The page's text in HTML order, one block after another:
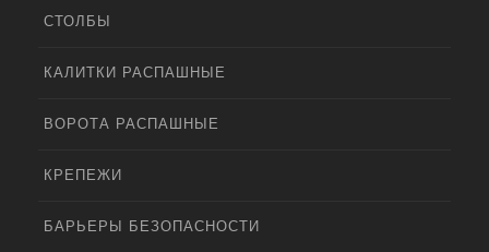
СТОЛБЫ
КАЛИТКИ РАСПАШНЫЕ
ВОРОТА РАСПАШНЫЕ
КРЕПЕЖИ
БАРЬЕРЫ БЕЗОПАСНОСТИ